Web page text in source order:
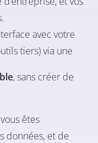
avec votre
tiers) via une
, sans créer de
êtes
données, et de